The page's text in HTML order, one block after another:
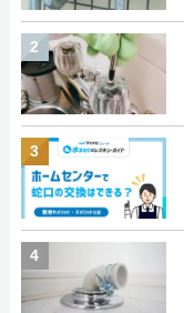
2
3
4